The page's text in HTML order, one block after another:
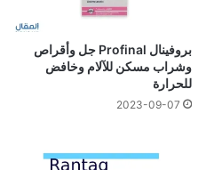
بروفينال Profinal جل وأقراص
وشراب مسكن للآلام وخافض
للحرارة
2023-09-07